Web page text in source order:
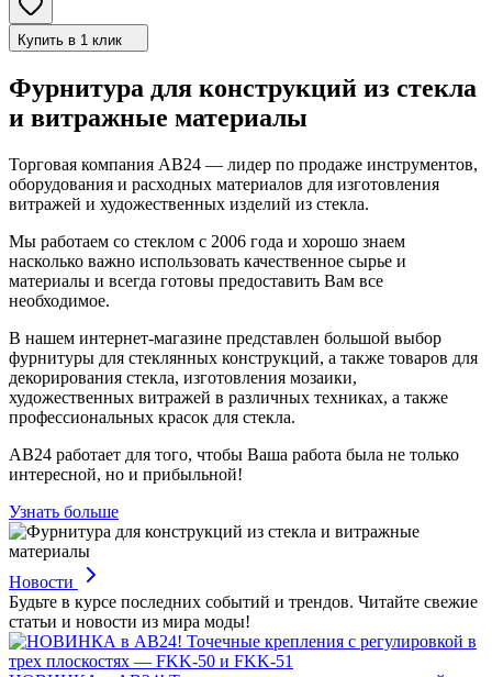
Купить в 1 клик
Фурнитура для конструкций из стекла
и витражные материалы
Торговая компания АВ24 — лидер по продаже инструментов,
оборудования и расходных материалов для изготовления
витражей и художественных изделий из стекла.
Мы работаем со стеклом с 2006 года и хорошо знаем
насколько важно использовать качественное сырье и
материалы и всегда готовы предоставить Вам все
необходимое.
В нашем интернет-магазине представлен большой выбор
фурнитуры для стеклянных конструкций, а также товаров для
декорирования стекла, изготовления мозаики,
художественных витражей в различных техниках, а также
профессиональных красок для стекла.
АВ24 работает для того, чтобы Ваша работа была не только
интересной, но и прибыльной!
Узнать больше
Новости
Будьте в курсе последних событий и трендов. Читайте свежие
статьи и новости из мира моды!